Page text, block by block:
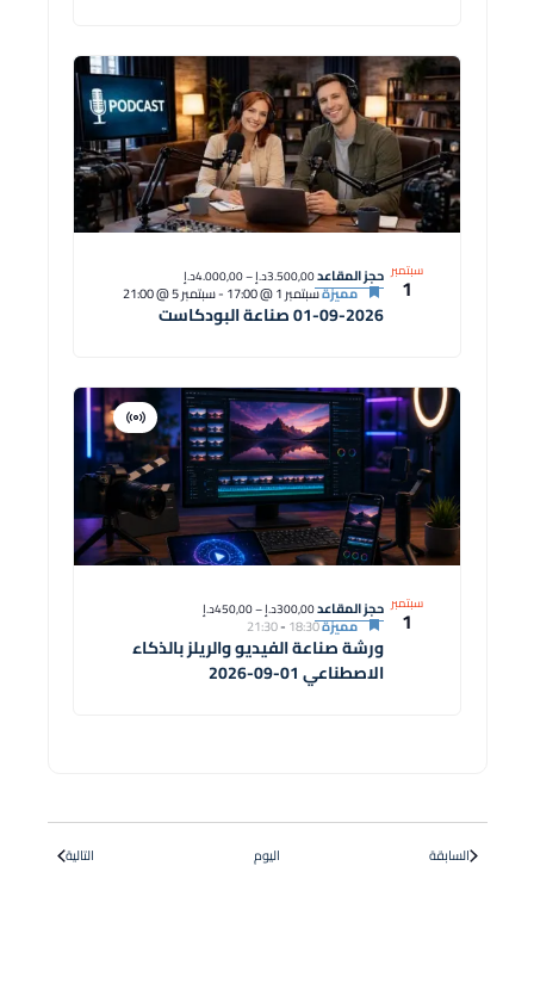
سبتمبر
1
01-09-2026 صناعة البودكاست
مميزةسبتمبر 1 @ 17:00 -سبتمبر 5 @ 21:00
حجز المقاعد3.500,00د.إ – 4.000,00د.إ
سبتمبر
1
ورشة صناعة الفيديو والريلز بالذكاء
الاصطناعي 01-09-2026
افتراضية
دورة
مميزة18:30
-
21:30
حجز المقاعد300,00د.إ – 450,00د.إ
الدورات
السابقة اليوم الدورات
التالية